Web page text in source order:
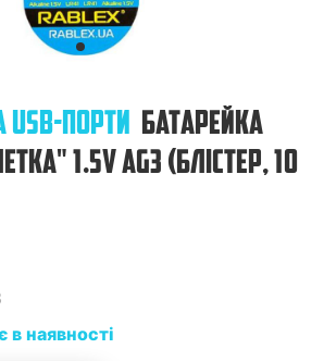
USB-ПОРТИ БАТАРЕЙКА
1.5V AG3 (БЛIСТЕР, 10
в наявності